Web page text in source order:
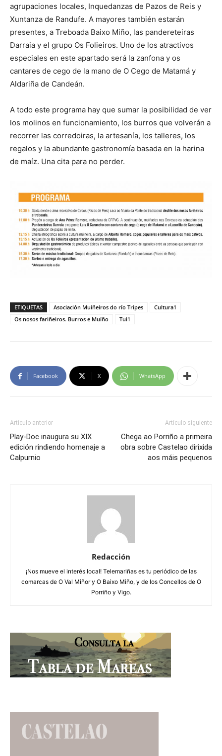
agrupaciones locales, Inquedanzas de Pazos de Reis y
Xuntanza de Randufe. A mayores también estarán
presentes, a Treboada Baixo Miño, las pandereteiras
Darraia y el grupo Os Folieiros. Uno de los atractivos
especiales en este apartado será la zanfona y os
cantares de cego de la mano de O Cego de Matamá y
Aldariña de Candeán.
A todo este programa hay que sumar la posibilidad de ver
los molinos en funcionamiento, los burros que volverán a
recorrer las corredoiras, la artesanía, los talleres, los
regalos y la abundante gastronomía basada en la harina
de maíz. Una cita para no perder.
ETIQUETAS Asociación Muiñeiros do río Tripes
Cultura1
Os nosos fariñeiros. Burros e Muíño
Tui1
Facebook X WhatsApp
Artículo anterior
Play-Doc inaugura su XIX
edición rindiendo homenaje a
Calpurnio
Artículo siguiente
Chega ao Porriño a primeira
obra sobre Castelao dirixida
aos máis pequenos
Redacción
¡Nos mueve el interés local! Telemariñas es tu periódico de las
comarcas de O Val Miñor y O Baixo Miño, y de los Concellos de O
Porriño y Vigo.